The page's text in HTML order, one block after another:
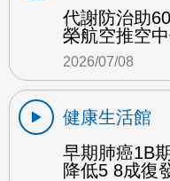
代謝防治助
榮航空推空
2026/07/08
健康生活館
早期肺癌1B
降低5 8成復